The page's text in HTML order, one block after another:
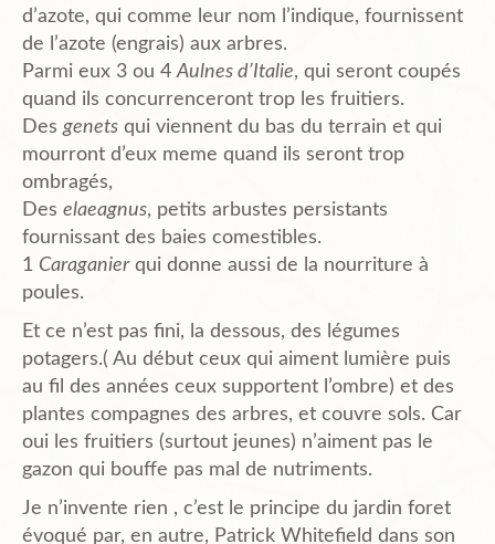
d’azote, qui comme leur nom l’indique, fournissent
de l’azote (engrais) aux arbres.
Parmi eux 3 ou 4 Aulnes d’Italie, qui seront coupés
quand ils concurrenceront trop les fruitiers.
Des genets qui viennent du bas du terrain et qui
mourront d’eux meme quand ils seront trop
ombragés,
Des elaeagnus, petits arbustes persistants
fournissant des baies comestibles.
1 Caraganierqui donne aussi de la nourriture à
poules.
Et ce n’est pas fini, la dessous, des légumes
potagers.( Au début ceux qui aiment lumière puis
au fil des années ceux supportent l’ombre) et des
plantes compagnes des arbres, et couvre sols. Car
oui les fruitiers (surtout jeunes) n’aiment pas le
gazon qui bouffe pas mal de nutriments.
Je n’invente rien , c’est le principe du jardin foret
évoqué par, en autre, Patrick Whitefield dans son